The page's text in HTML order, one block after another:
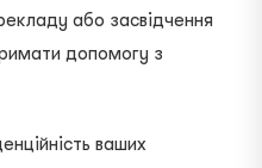
або засвідчення
допомогу з
ваших